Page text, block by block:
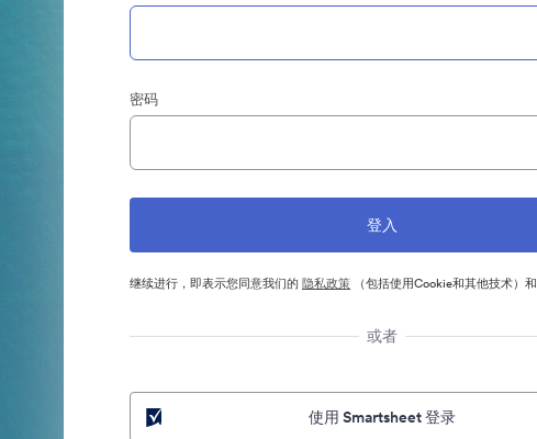
密码
继续进行，即表示您同意我们的隐私政策 （包括使用Cookie和其他技术）和
或者
使用 Smartsheet 登录